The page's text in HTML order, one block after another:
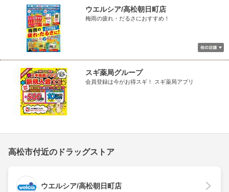
ウエルシア/高松朝日町店
梅雨の疲れ・だるさにおすすめ！
スギ薬局グループ
会員登録は今がお得スギ！ スギ薬局アプリ
高松市付近のドラッグストア
ウエルシア/高松朝日町店